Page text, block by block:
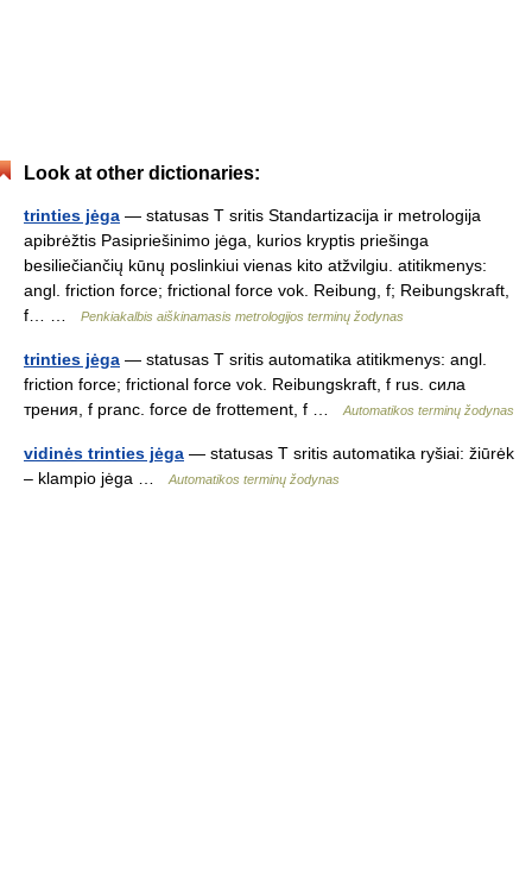
Look at other dictionaries:
trinties jėga — statusas T sritis Standartizacija ir metrologija
apibrėžtis Pasipriešinimo jėga, kurios kryptis priešinga
besiliečiančių kūnų poslinkiui vienas kito atžvilgiu. atitikmenys:
angl. friction force; frictional force vok. Reibung, f; Reibungskraft,
f… …
Penkiakalbis aiškinamasis metrologijos terminų žodynas
trinties jėga — statusas T sritis automatika atitikmenys: angl.
friction force; frictional force vok. Reibungskraft, f rus. сила
трения, f pranc. force de frottement, f …
Automatikos terminų žodynas
vidinės trinties jėga — statusas T sritis automatika ryšiai: žiūrėk
– klampio jėga …
Automatikos terminų žodynas